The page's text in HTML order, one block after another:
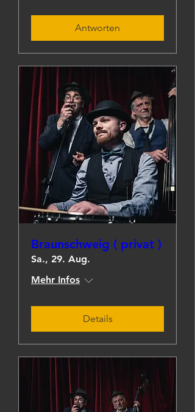
Antworten
Braunschweig ( privat )
Sa., 29. Aug.
Mehr Infos
Details